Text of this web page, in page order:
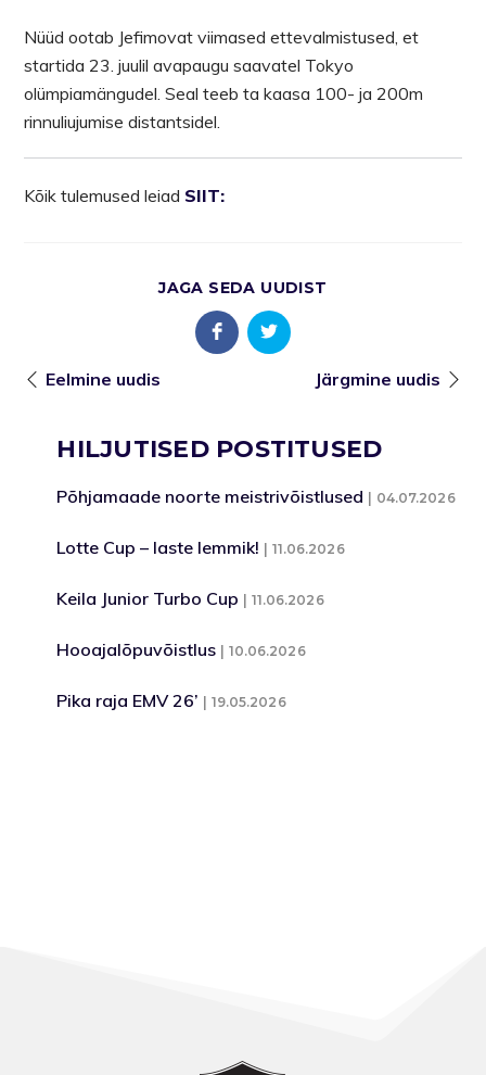
Nüüd ootab Jefimovat viimased ettevalmistused, et
startida 23. juulil avapaugu saavatel Tokyo
olümpiamängudel. Seal teeb ta kaasa 100- ja 200m
rinnuliujumise distantsidel.
Kõik tulemused leiad SIIT:
JAGA SEDA UUDIST
Eelmine uudis Järgmine uudis
HILJUTISED POSTITUSED
Põhjamaade noorte meistrivõistlused 04.07.2026
Lotte Cup – laste lemmik! 11.06.2026
Keila Junior Turbo Cup 11.06.2026
Hooajalõpuvõistlus 10.06.2026
Pika raja EMV 26’ 19.05.2026